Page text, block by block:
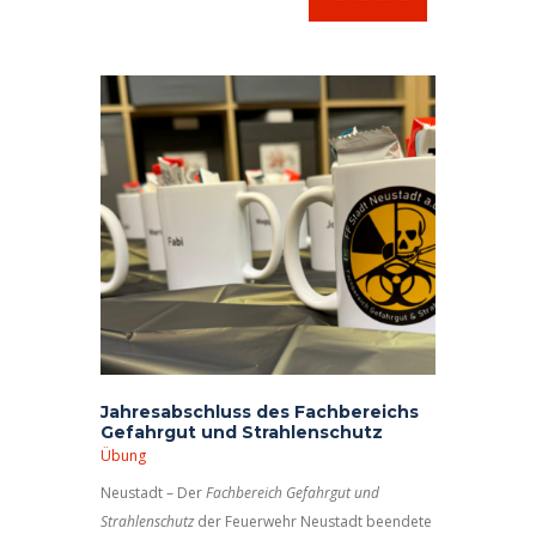
Jahresabschluss des Fachbereichs
Gefahrgut und Strahlenschutz
Übung
Neustadt – DerFachbereich Gefahrgut und
Strahlenschutzder Feuerwehr Neustadt beendete